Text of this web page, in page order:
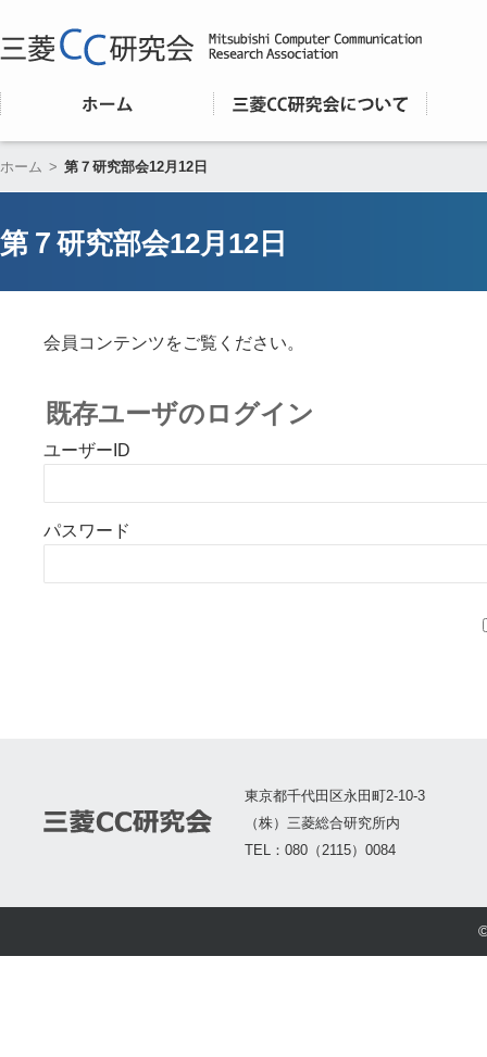
ホーム > 第７研究部会12月12日
第７研究部会12月12日
会員コンテンツをご覧ください。
既存ユーザのログイン
ユーザーID
パスワード
東京都千代田区永田町2-10-3
（株）三菱総合研究所内
TEL：080（2115）0084